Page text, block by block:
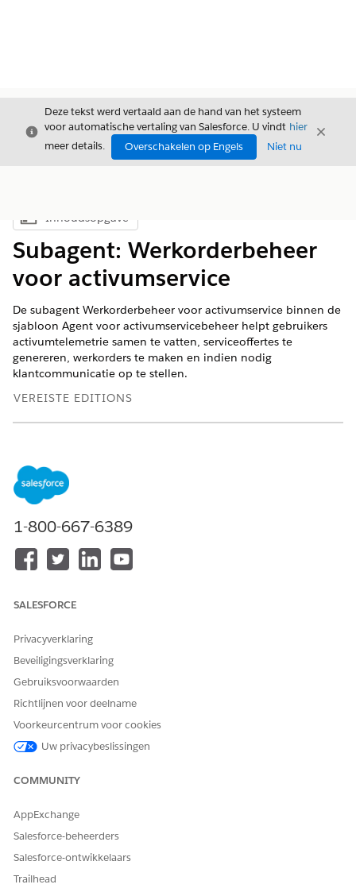
Sluiten
Deze tekst werd vertaald aan de hand van het systeem
voor automatische vertaling van Salesforce. U vindt hier
meer details.
Overschakelen op Engels Niet nu
Sluiten
Inhoudsopgave weergeven
Inhoudsopgave
Subagent: Werkorderbeheer
voor activumservice
De subagent Werkorderbeheer voor activumservice binnen de
sjabloon Agent voor activumservicebeheer helpt gebruikers
activumtelemetrie samen te vatten, serviceoffertes te
genereren, werkorders te maken en indien nodig
klantcommunicatie op te stellen.
VEREISTE EDITIONS
Beschikbaar in:
Developer
Automotive of inbegrepen in Agentforce 1 Automotive
Edition. Vereist dat elke gebruiker de uitbreiding Agentforce
voor Automotive heeft om toegang tot de actie te krijgen.
ZieActivumservice Werkorderbeheer
Laat ons weten wat we kunnen doen om te verbeteren!
1-800-667-6389
SALESFORCE
Privacyverklaring
Beveiligingsverklaring
Gebruiksvoorwaarden
Richtlijnen voor deelname
Voorkeurcentrum voor cookies
Uw privacybeslissingen
COMMUNITY
AppExchange
Salesforce-beheerders
Salesforce-ontwikkelaars
Trailhead